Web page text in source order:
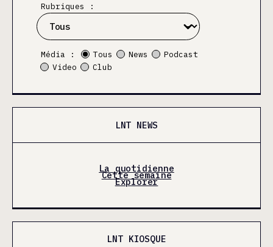
Rubriques :
Média : Tous News
Podcast
Video
Club
LNT NEWS
La quotidienne
Cette semaine
Explorer
LNT KIOSQUE